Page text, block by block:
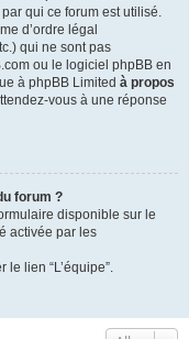
qui ce forum est utilisé.
d’ordre légal
qui ne sont pas
ou le logiciel phpBB en
à phpBB Limited à propos
vous à une réponse
forum ?
disponible sur le
activée par les
lien “L’équipe”.